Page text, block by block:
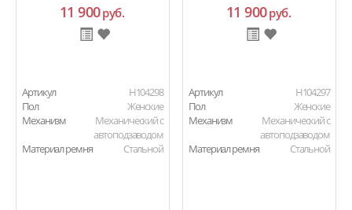
11 900руб.
Артикул
H104298
Пол
Женские
Механизм
Механический с
автоподзаводом
Материал ремня
Стальной
11 900руб.
Артикул
H104297
Пол
Женские
Механизм
Механический с
автоподзаводом
Материал ремня
Стальной